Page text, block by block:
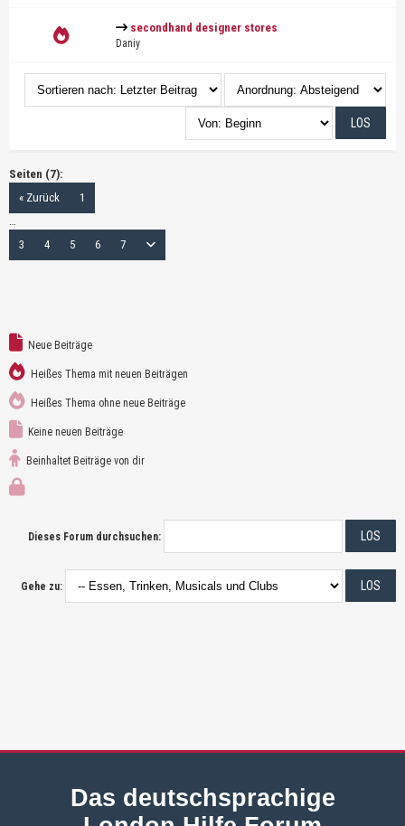
secondhand designer stores
Daniy
Seiten (7):
« Zurück
1
…
3
4 5 6 7
Neue Beiträge
Heißes Thema mit neuen Beiträgen
Heißes Thema ohne neue Beiträge
Keine neuen Beiträge
Beinhaltet Beiträge von dir
Dieses Forum durchsuchen:
Gehe zu:
Das deutschsprachige